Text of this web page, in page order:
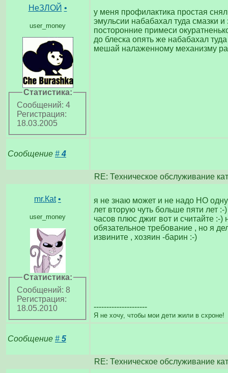
НеЗЛОЙ •
user_money
Статистика:
Сообщений: 4
Регистрация:
18.03.2005
у меня профилактика простая
эмульсии набабахал туда смазки
посторонние примеси
до блеска опять же набабахал
мешай налаженному механизму
Сообщение #4
RE: Техническое обслуживание
mr.Кat •
user_money
Статистика:
Сообщений: 8
Регистрация:
18.05.2010
я не знаю может и не надо НО
лет вторую чуть больше пяти лет
часов плюс джиг вот и считайте :-)
обязательное требование , но я
извините , хозяин -барин :-)
---------------------
Я не хочу, чтобы мои дети жили в схроне!
Сообщение # 5
RE: Техническое обслуживание